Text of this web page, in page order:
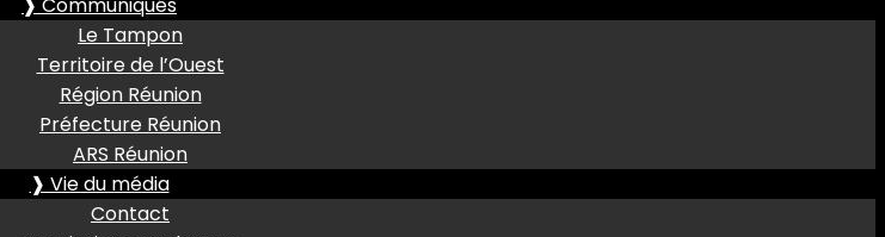
Le Tampon
Territoire de l’Ouest
Région Réunion
Préfecture Réunion
ARS Réunion
❱ Vie du média
Contact